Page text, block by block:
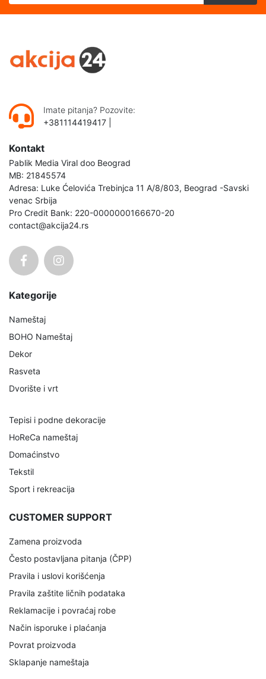
Imate pitanja? Pozovite:
+381114419417
Kontakt
Pablik Media Viral doo Beograd
MB: 21845574
Adresa: Luke Ćelovića Trebinjca 11 A/8/803, Beograd -Savski
venac Srbija
Pro Credit Bank: 220-0000000166670-20
contact@akcija24.rs
Kategorije
Nameštaj
BOHO Nameštaj
Dekor
Rasveta
Dvorište i vrt
Tepisi i podne dekoracije
HoReCa nameštaj
Domaćinstvo
Tekstil
Sport i rekreacija
CUSTOMER SUPPORT
Zamena proizvoda
Često postavljana pitanja (ČPP)
Pravila i uslovi korišćenja
Pravila zaštite ličnih podataka
Reklamacije i povraćaj robe
Način isporuke i plaćanja
Povrat proizvoda
Sklapanje nameštaja